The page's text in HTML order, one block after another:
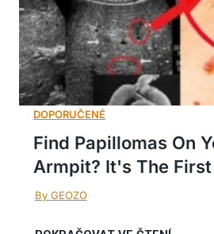
Find Papillomas On
Armpit? It's The